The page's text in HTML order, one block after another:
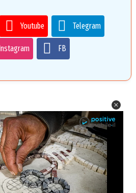
Youtube Telegram
Instagram FB